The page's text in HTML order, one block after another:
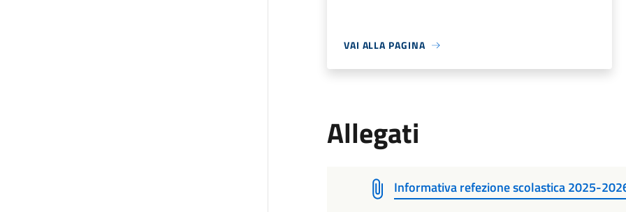
VAI ALLA PAGINA
Allegati
Informativa refezione scolastica 2025-